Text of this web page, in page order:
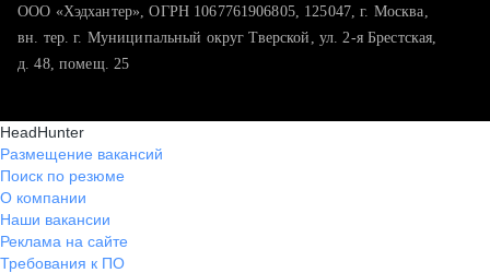
ООО «Хэдхантер», ОГРН 1067761906805, 125047, г. Москва,
вн. тер. г. Муниципальный округ Тверской, ул. 2-я Брестская,
д. 48, помещ. 25
HeadHunter
Размещение вакансий
Поиск по резюме
О компании
Наши вакансии
Реклама на сайте
Требования к ПО